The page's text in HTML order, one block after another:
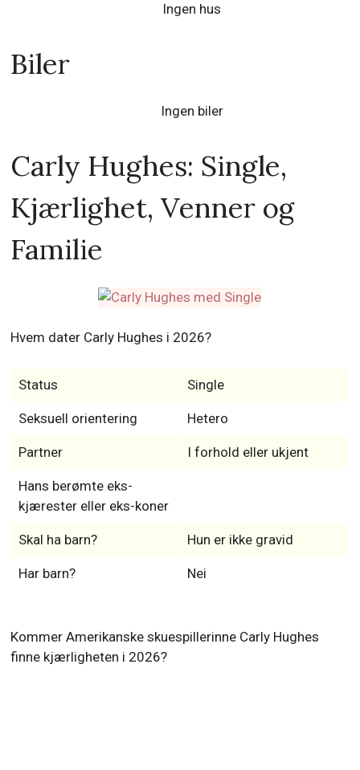
Ingen hus
Biler
Ingen biler
Carly Hughes: Single,
Kjærlighet, Venner og
Familie
Hvem dater Carly Hughes i 2026?
Status Single
Seksuell orientering Hetero
Partner I forhold eller ukjent
Hans berømte eks-
kjærester eller eks-koner
Skal ha barn? Hun er ikke gravid
Har barn? Nei
Kommer Amerikanske skuespillerinne Carly Hughes
finne kjærligheten i 2026?